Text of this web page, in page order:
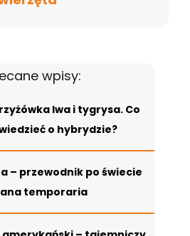
wpisy:
lwa i tygrysa. Co
o hybrydzie?
– przewodnik po świecie
temporaria